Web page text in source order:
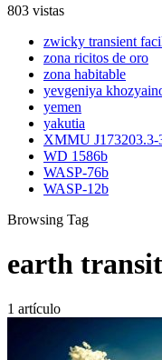
803 vistas
zwicky transient
zona ricitos de oro
zona habitable
yevgeniya
yemen
yakutia
XMMU J173203.3-
WD 1586b
WASP-76b
WASP-12b
Browsing Tag
earth
1 artículo